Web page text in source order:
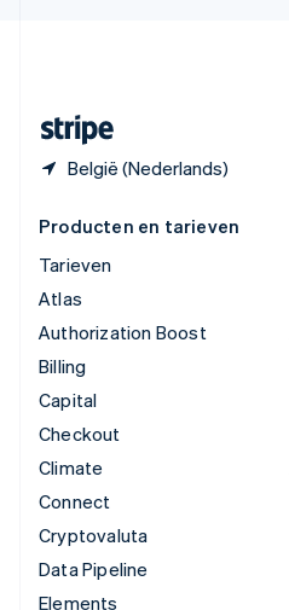
België (Nederlands)
Producten en tarieven
Tarieven
Atlas
Authorization Boost
Billing
Capital
Checkout
Climate
Connect
Cryptovaluta
Data Pipeline
Elements